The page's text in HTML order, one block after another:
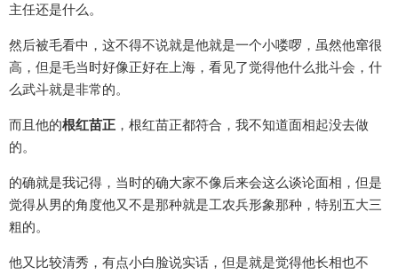
主任还是什么。
然后被毛看中，这不得不说就是他就是一个小喽啰，虽然他窜很
高，但是毛当时好像正好在上海，看见了觉得他什么批斗会，什
么武斗就是非常的。
而且他的根红苗正 ，根红苗正都符合，我不知道面相起没去做
的。
的确就是我记得，当时的确大家不像后来会这么谈论面相，但是
觉得从男的角度他又不是那种就是工农兵形象那种，特别五大三
粗的。
他又比较清秀，有点小白脸说实话，但是就是觉得他长相也不